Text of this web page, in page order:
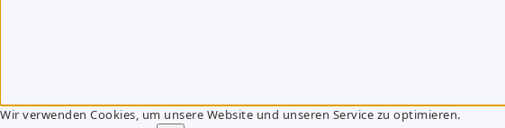
Wir verwenden Cookies, um unsere Website und unseren Service zu optimieren.